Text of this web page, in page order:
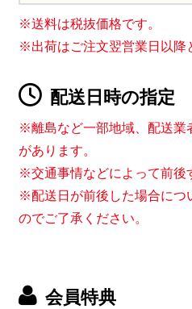
※送料は税抜価格です。
※出荷はご注文翌営業日以降
配送日時の指定
※離島など一部地域、配送業
があります。
※交通事情などによって前後
※配送日が前後した場合につ
のでご了承ください。
会員特典